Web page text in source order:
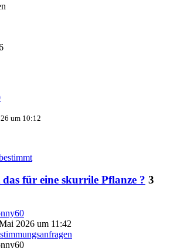
um 10:12
das für eine skurrile Pflanze ? 3
2026 um 11:42